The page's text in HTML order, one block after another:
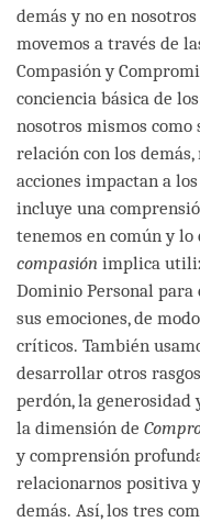
demás y no en
movemos a través de
Compasión y
conciencia básica de
nosotros mismos como
relación con los
acciones impactan a
incluye una
tenemos en común y
compasión implica
Dominio Personal para
sus emociones, de
críticos. También
desarrollar otros
perdón, la
la dimensión de
y comprensión
relacionarnos positiva
demás. Así, los tres